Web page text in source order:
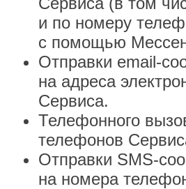
и по номеру
с помощью
Отправки email-
на адреса
Сервиса.
Телефонного
телефонов
Отправки SMS-
на номера